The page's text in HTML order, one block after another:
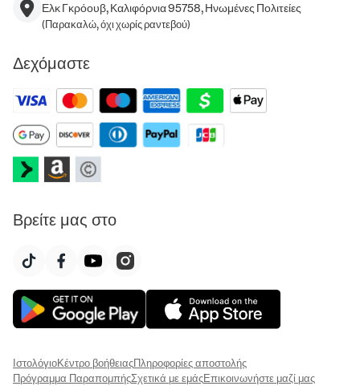
Ελκ Γκρόουβ, Καλιφόρνια 95758, Ηνωμένες Πολιτείες
(Παρακαλώ, όχι χωρίς ραντεβού)
Δεχόμαστε
Βρείτε μας στο
ΙστολόγιοΚέντρο βοήθειαςΠληροφορίες αποστολής
Πρόγραμμα ΠαραπομπήςΣχετικά με εμάςΕπικοινωνήστε μαζί μας